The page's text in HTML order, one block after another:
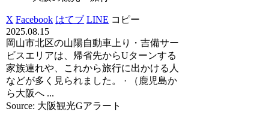
X Facebook はてブ LINE コピー
2025.08.15
岡山市北区の山陽自動車上り・吉備サー
ビスエリアは、帰省先からUターンする
家族連れや、これから旅行に出かける人
などが多く見られました。 · （鹿児島か
ら大阪へ ...
Source: 大阪観光Gアラート